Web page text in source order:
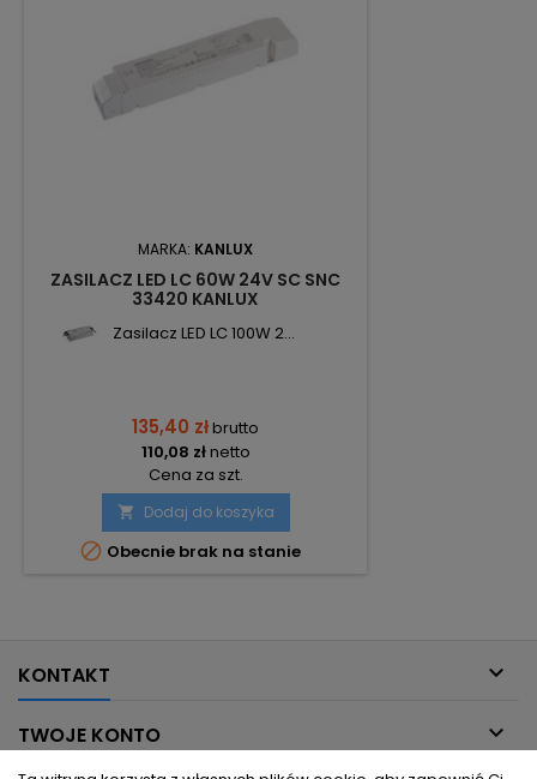
MARKA: KANLUX
ZASILACZ LED LC 60W 24V SC SNC
33420 KANLUX
Zasilacz LED LC 100W 2...
135,40 złbrutto
110,08 złnetto
Cena za szt.
 Dodaj do koszyka
 Obecnie brak na stanie
KONTAKT 
TWOJE KONTO 